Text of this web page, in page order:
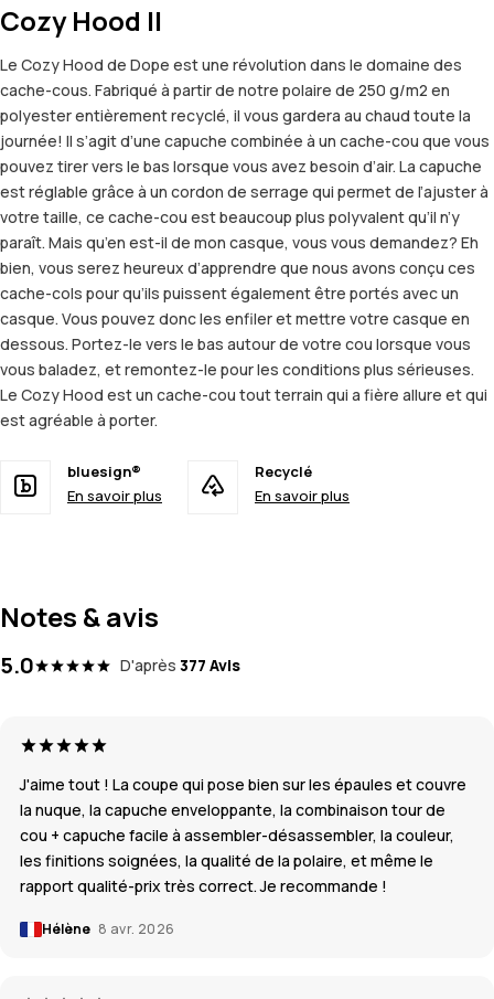
Cozy Hood II
Le Cozy Hood de Dope est une révolution dans le domaine des
cache-cous. Fabriqué à partir de notre polaire de 250 g/m2 en
polyester entièrement recyclé, il vous gardera au chaud toute la
journée! Il s’agit d’une capuche combinée à un cache-cou que vous
pouvez tirer vers le bas lorsque vous avez besoin d’air. La capuche
est réglable grâce à un cordon de serrage qui permet de l’ajuster à
votre taille, ce cache-cou est beaucoup plus polyvalent qu’il n’y
paraît. Mais qu’en est-il de mon casque, vous vous demandez? Eh
bien, vous serez heureux d’apprendre que nous avons conçu ces
cache-cols pour qu’ils puissent également être portés avec un
casque. Vous pouvez donc les enfiler et mettre votre casque en
dessous. Portez-le vers le bas autour de votre cou lorsque vous
vous baladez, et remontez-le pour les conditions plus sérieuses.
Le Cozy Hood est un cache-cou tout terrain qui a fière allure et qui
est agréable à porter.
bluesign®
En savoir plus
Recyclé
En savoir plus
Notes & avis
5.0 D'après 377 Avis
J'aime tout ! La coupe qui pose bien sur les épaules et couvre
la nuque, la capuche enveloppante, la combinaison tour de
cou + capuche facile à assembler-désassembler, la couleur,
les finitions soignées, la qualité de la polaire, et même le
rapport qualité-prix très correct. Je recommande !
Hélène 8 avr. 2026